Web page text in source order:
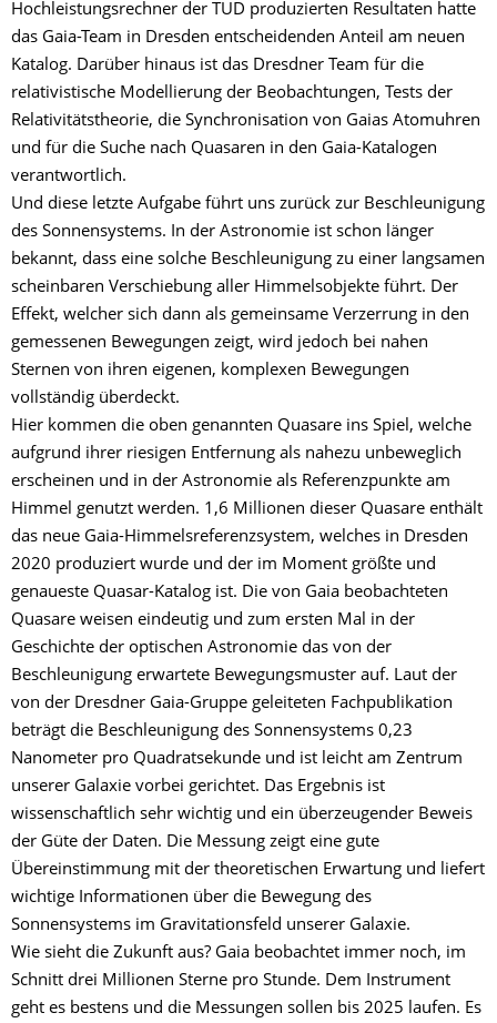
Hochleistungsrechner der TUD produzierten Resultaten hatte
das Gaia-Team in Dresden entscheidenden Anteil am neuen
Katalog. Darüber hinaus ist das Dresdner Team für die
relativistische Modellierung der Beobachtungen, Tests der
Relativitätstheorie, die Synchronisation von Gaias Atomuhren
und für die Suche nach Quasaren in den Gaia-Katalogen
verantwortlich.
Und diese letzte Aufgabe führt uns zurück zur Beschleunigung
des Sonnensystems. In der Astronomie ist schon länger
bekannt, dass eine solche Beschleunigung zu einer langsamen
scheinbaren Verschiebung aller Himmelsobjekte führt. Der
Effekt, welcher sich dann als gemeinsame Verzerrung in den
gemessenen Bewegungen zeigt, wird jedoch bei nahen
Sternen von ihren eigenen, komplexen Bewegungen
vollständig überdeckt.
Hier kommen die oben genannten Quasare ins Spiel, welche
aufgrund ihrer riesigen Entfernung als nahezu unbeweglich
erscheinen und in der Astronomie als Referenzpunkte am
Himmel genutzt werden. 1,6 Millionen dieser Quasare enthält
das neue Gaia-Himmelsreferenzsystem, welches in Dresden
2020 produziert wurde und der im Moment größte und
genaueste Quasar-Katalog ist. Die von Gaia beobachteten
Quasare weisen eindeutig und zum ersten Mal in der
Geschichte der optischen Astronomie das von der
Beschleunigung erwartete Bewegungsmuster auf. Laut der
von der Dresdner Gaia-Gruppe geleiteten Fachpublikation
beträgt die Beschleunigung des Sonnensystems 0,23
Nanometer pro Quadratsekunde und ist leicht am Zentrum
unserer Galaxie vorbei gerichtet. Das Ergebnis ist
wissenschaftlich sehr wichtig und ein überzeugender Beweis
der Güte der Daten. Die Messung zeigt eine gute
Übereinstimmung mit der theoretischen Erwartung und liefert
wichtige Informationen über die Bewegung des
Sonnensystems im Gravitationsfeld unserer Galaxie.
Wie sieht die Zukunft aus? Gaia beobachtet immer noch, im
Schnitt drei Millionen Sterne pro Stunde. Dem Instrument
geht es bestens und die Messungen sollen bis 2025 laufen. Es